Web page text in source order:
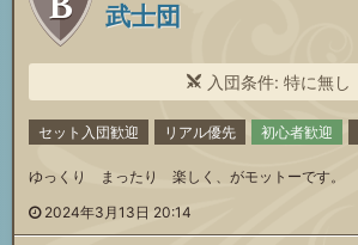
武士団
入団条件: 特に無し
セット入団歓迎 リアル優先 初心者歓迎
ゆっくり まったり 楽しく、がモットーです。
2024年3月13日 20:14